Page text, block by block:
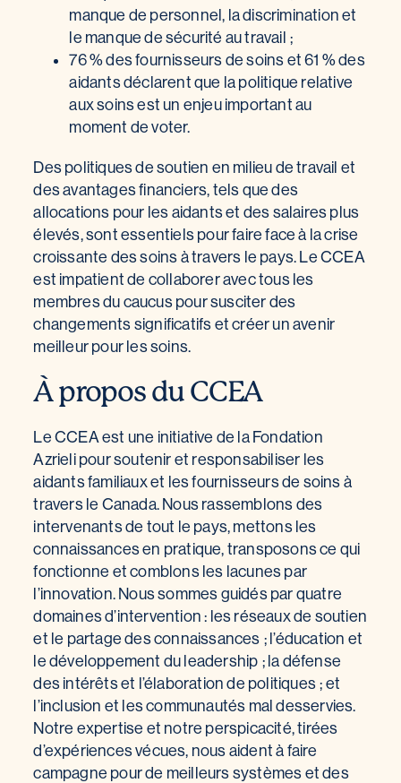
manque de personnel, la discrimination et
le manque de sécurité au travail ;
76 % des fournisseurs de soins et 61 % des
aidants déclarent que la politique relative
aux soins est un enjeu important au
moment de voter.
Des politiques de soutien en milieu de travail et
des avantages financiers, tels que des
allocations pour les aidants et des salaires plus
élevés, sont essentiels pour faire face à la crise
croissante des soins à travers le pays. Le CCEA
est impatient de collaborer avec tous les
membres du caucus pour susciter des
changements significatifs et créer un avenir
meilleur pour les soins.
À propos du CCEA
Le CCEA est une initiative de la Fondation
Azrieli pour soutenir et responsabiliser les
aidants familiaux et les fournisseurs de soins à
travers le Canada. Nous rassemblons des
intervenants de tout le pays, mettons les
connaissances en pratique, transposons ce qui
fonctionne et comblons les lacunes par
l’innovation. Nous sommes guidés par quatre
domaines d’intervention : les réseaux de soutien
et le partage des connaissances ; l’éducation et
le développement du leadership ; la défense
des intérêts et l’élaboration de politiques ; et
l’inclusion et les communautés mal desservies.
Notre expertise et notre perspicacité, tirées
d’expériences vécues, nous aident à faire
campagne pour de meilleurs systèmes et des